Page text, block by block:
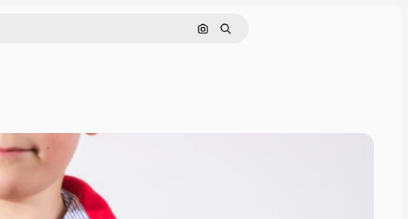
画像で検索
検索